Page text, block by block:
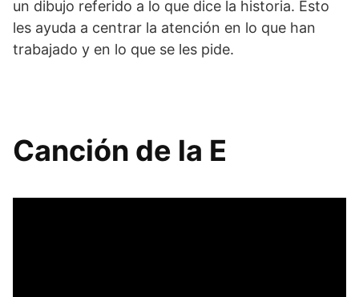
un dibujo referido a lo que dice la historia. Esto
les ayuda a centrar la atención en lo que han
trabajado y en lo que se les pide.
Canción de la E